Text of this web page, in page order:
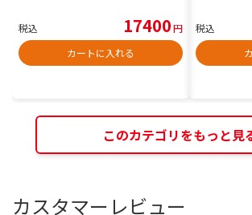
税込 17400円
カートに入れる
税込
このカテゴリをもっと見
カスタマーレビュー